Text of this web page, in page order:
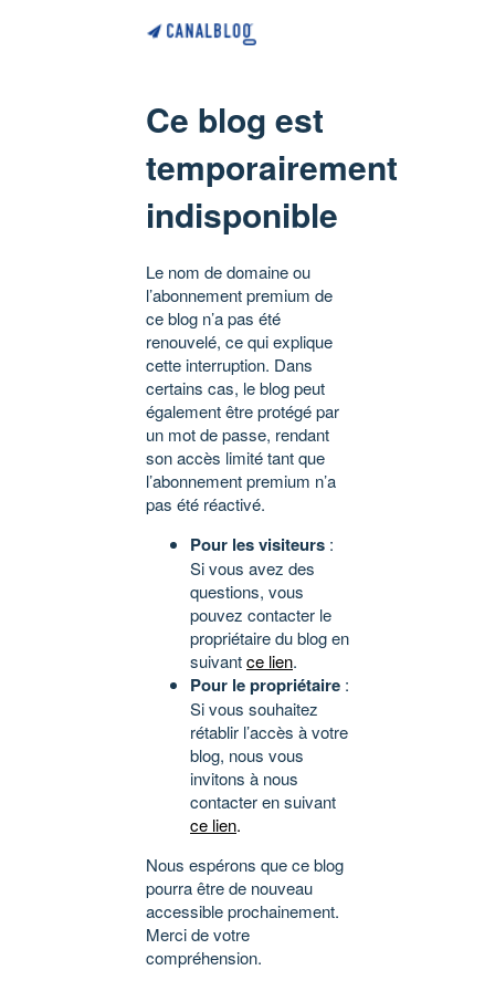
Ce blog est
temporairement
indisponible
Le nom de domaine ou
l’abonnement premium de
ce blog n’a pas été
renouvelé, ce qui explique
cette interruption. Dans
certains cas, le blog peut
également être protégé par
un mot de passe, rendant
son accès limité tant que
l’abonnement premium n’a
pas été réactivé.
Pour les visiteurs :
Si vous avez des
questions, vous
pouvez contacter le
propriétaire du blog en
suivantce lien.
Pour le propriétaire :
Si vous souhaitez
rétablir l’accès à votre
blog, nous vous
invitons à nous
contacter en suivant
ce lien.
Nous espérons que ce blog
pourra être de nouveau
accessible prochainement.
Merci de votre
compréhension.